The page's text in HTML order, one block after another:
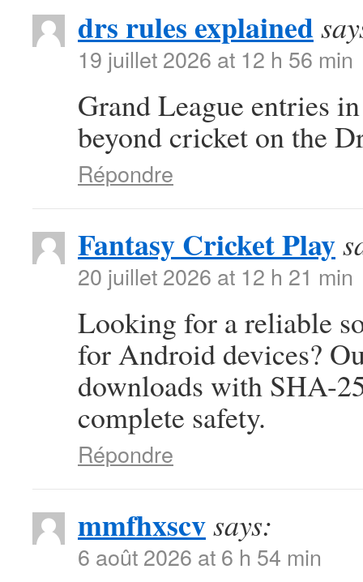
drs rules explained
19 juillet 2026 at 12 h 56 min
Grand League entries
beyond cricket on the
Répondre
Fantasy Cricket Play
20 juillet 2026 at 12 h 21 min
Looking for a reliable
for Android devices?
downloads with SHA-
complete safety.
Répondre
mmfhxscvsays:
6 août 2026 at 6 h 54 min